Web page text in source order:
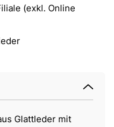
(exkl. Online
Glattleder mit